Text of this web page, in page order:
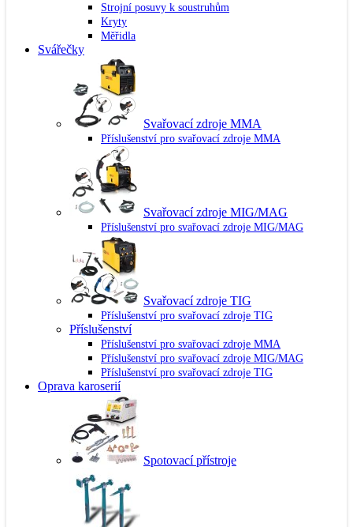
Strojní posuvy k soustruhům
Kryty
Měřidla
Svářečky
Svařovací zdroje MMA
Příslušenství pro svařovací zdroje MMA
Svařovací zdroje MIG/MAG
Příslušenství pro svařovací zdroje MIG/MAG
Svařovací zdroje TIG
Příslušenství pro svařovací zdroje TIG
Příslušenství
Příslušenství pro svařovací zdroje MMA
Příslušenství pro svařovací zdroje MIG/MAG
Příslušenství pro svařovací zdroje TIG
Oprava karoserií
Spotovací přístroje